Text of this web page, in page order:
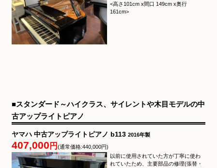
<高さ101cm x間口 149cm x奥行
161cm>
■スタンダード～ハイクラス、サイレントや木目モデルの中
古アップライトピアノ
ヤマハ 中古アップライトピアノ b113 2016年製
407,000 円 (通常価格:440,000円)
以前に使用されていた方が丁寧に使わ
れていたため、主要部品の修理(張替・